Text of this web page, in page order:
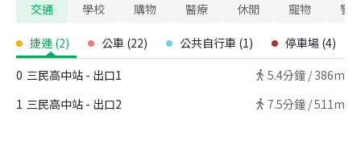
交通 學校 購物 醫療 休閒 寵物 警
捷運 (2) 公車 (22) 公共自行車 (1) 停車場 (4)
0 三民高中站 - 出口1 5.4分鐘 / 386m
1 三民高中站 - 出口2 7.5分鐘 /511m